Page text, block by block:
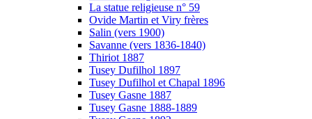
La statue religieuse n° 59
Ovide Martin et Viry frères
Salin (vers 1900)
Savanne (vers 1836-1840)
Thiriot 1887
Tusey Dufilhol 1897
Tusey Dufilhol et Chapal 1896
Tusey Gasne 1887
Tusey Gasne 1888-1889